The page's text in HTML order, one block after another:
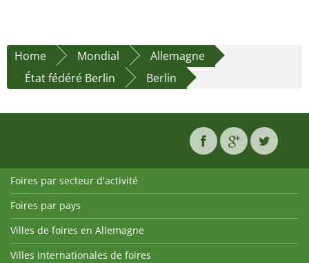
Home Mondial
Allemagne
État fédéré Berlin
Berlin
Foires par secteur d'activité
Foires par pays
Villes de foires en Allemagne
Villes internationales de foires